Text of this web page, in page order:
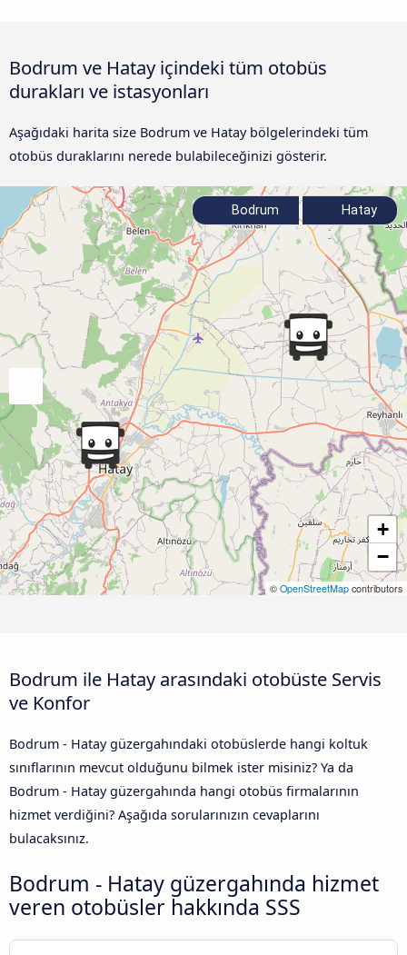
Bodrum ve Hatay içindeki tüm otobüs
durakları ve istasyonları
Aşağıdaki harita size Bodrum ve Hatay bölgelerindeki tüm
otobüs duraklarını nerede bulabileceğinizi gösterir.
+
−
© OpenStreetMap contributors
Bodrum Hatay
Bodrum ile Hatay arasındaki otobüste Servis
ve Konfor
Bodrum - Hatay güzergahındaki otobüslerde hangi koltuk
sınıflarının mevcut olduğunu bilmek ister misiniz? Ya da
Bodrum - Hatay güzergahında hangi otobüs firmalarının
hizmet verdiğini? Aşağıda sorularınızın cevaplarını
bulacaksınız.
Bodrum - Hatay güzergahında hizmet
veren otobüsler hakkında SSS